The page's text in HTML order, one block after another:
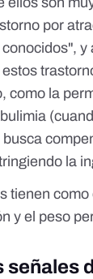
por
y
como la
la
tienen
y el peso
señales